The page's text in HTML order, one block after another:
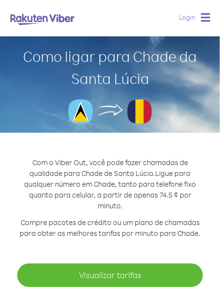
Login
Como ligar para Chade da
Santa Lúcia
Com o Viber Out, você pode fazer chamadas de
qualidade para Chade de Santa Lúcia.Ligue para
qualquer número em Chade, tanto para telefone fixo
quanto para celular, a partir de apenas 74.5 ¢ por
minuto.
Compre pacotes de crédito ou um plano de chamadas
para obter as melhores tarifas por minuto para Chade.
Visualizar tarifas